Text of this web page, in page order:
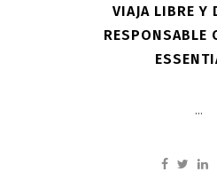
VIAJA LIBRE Y
RESPONSABLE
...